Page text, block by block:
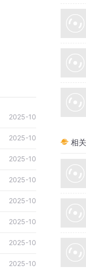
2025-10
2025-10
2025-10
2025-10
2025-10
2025-10
2025-10
2025-10
相